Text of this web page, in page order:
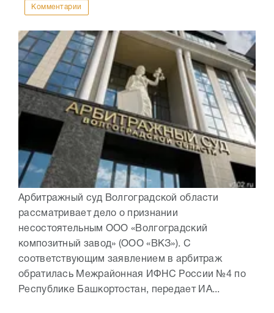
Комментарии
Арбитражный суд Волгоградской области
рассматривает дело о признании
несостоятельным ООО «Волгоградский
композитный завод» (ООО «ВКЗ»). С
соответствующим заявлением в арбитраж
обратилась Межрайонная ИФНС России №4 по
Республике Башкортостан, передает ИА...